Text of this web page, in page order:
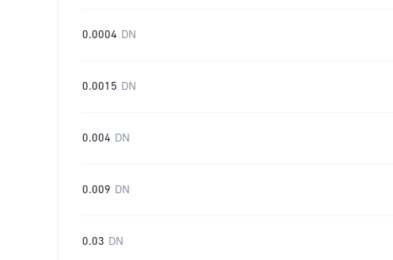
0.0004 DN
0.0015 DN
0.004 DN
0.009 DN
0.03 DN